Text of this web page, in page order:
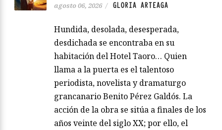
agosto 06, 2026 / GLORIA ARTEAGA
Hundida, desolada, desesperada,
desdichada se encontraba en su
habitación del Hotel Taoro… Quien
llama a la puerta es el talentoso
periodista, novelista y dramaturgo
grancanario Benito Pérez Galdós. La
acción de la obra se sitúa a finales de los
años veinte del siglo XX; por ello, el